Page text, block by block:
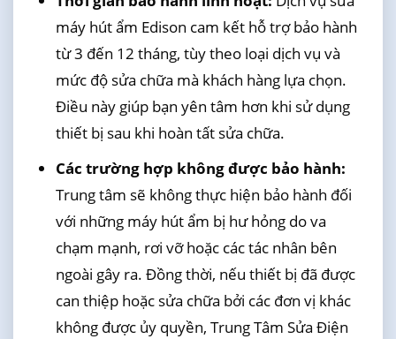
máy hút ẩm Edison cam kết hỗ trợ bảo hành
từ 3 đến 12 tháng, tùy theo loại dịch vụ và
mức độ sửa chữa mà khách hàng lựa chọn.
Điều này giúp bạn yên tâm hơn khi sử dụng
thiết bị sau khi hoàn tất sửa chữa.
Các trường hợp không được bảo hành:
Trung tâm sẽ không thực hiện bảo hành đối
với những máy hút ẩm bị hư hỏng do va
chạm mạnh, rơi vỡ hoặc các tác nhân bên
ngoài gây ra. Đồng thời, nếu thiết bị đã được
can thiệp hoặc sửa chữa bởi các đơn vị khác
không được ủy quyền, Trung Tâm Sửa Điện